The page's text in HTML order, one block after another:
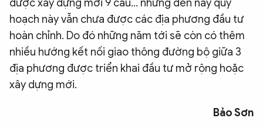
được xây dựng mới 9 cầu… nhưng đến nay quy
hoạch này vẫn chưa được các địa phương đầu tư
hoàn chỉnh. Do đó những năm tới sẽ còn có thêm
nhiều hướng kết nối giao thông đường bộ giữa 3
địa phương được triển khai đầu tư mở rộng hoặc
xây dựng mới.
Bảo Sơn